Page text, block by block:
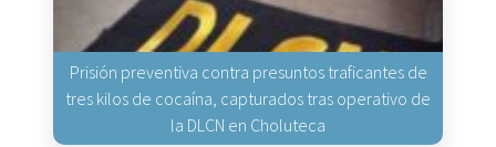
Prisión preventiva contra presuntos traficantes de
tres kilos de cocaína, capturados tras operativo de
la DLCN en Choluteca